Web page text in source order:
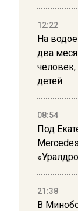
12:22
На
два
детей
08:54
Под
21:38
В